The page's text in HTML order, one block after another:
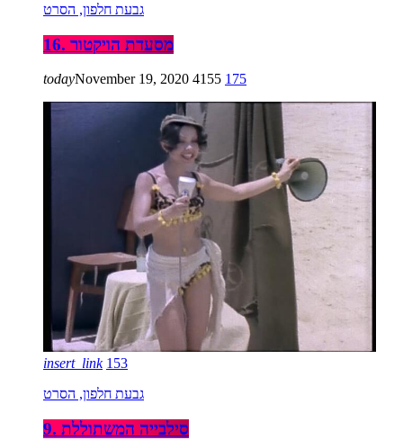
גבעת חלפון, הסרט
16. מסעדת הויקטור
todayNovember 19, 2020 4155 175
insert_link 153
גבעת חלפון, הסרט
9. סילבייה המשתוללת